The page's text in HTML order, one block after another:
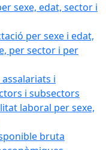
sexe, edat, sector i
per sexe i edat,
per sector i per
i
i subsectors
laboral per sexe,
bruta